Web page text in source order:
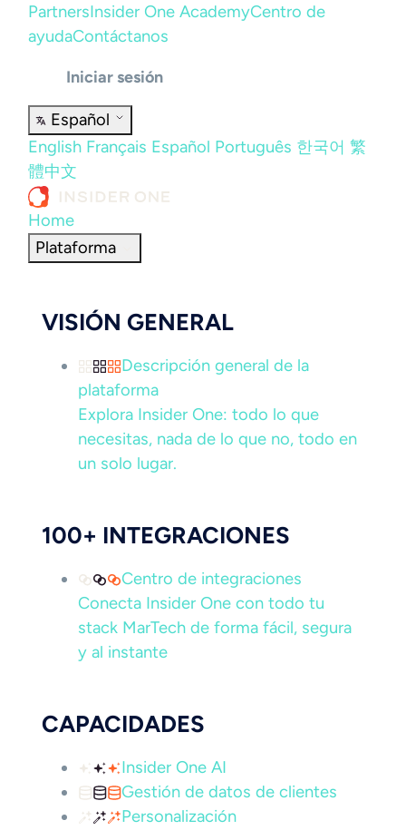
PartnersInsider One AcademyCentro de
ayudaContáctanos
Iniciar sesión
Español
English Français Español Português 한국어 繁
體中文
Home
Plataforma
VISIÓN GENERAL
Descripción general de la
plataforma
Explora Insider One: todo lo que
necesitas, nada de lo que no, todo en
un solo lugar.
100+ INTEGRACIONES
Centro de integraciones
Conecta Insider One con todo tu
stack MarTech de forma fácil, segura
y al instante
CAPACIDADES
Insider One AI
Gestión de datos de clientes
Personalización